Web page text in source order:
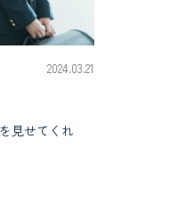
2024.03.21
見せてくれ